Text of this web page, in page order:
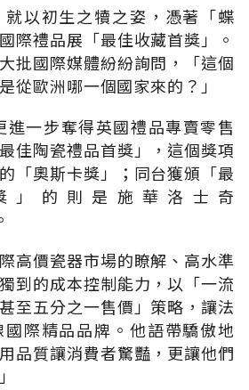
以初生之犢之姿，憑著「蝶
際禮品展「最佳收藏首獎」。
批國際媒體紛紛詢問，「這個
從歐洲哪一個國家來的？」
進一步奪得英國禮品專賣零售
佳陶瓷禮品首獎」，這個獎項
「奧斯卡獎」；同台獲頒「最
」的則是施華洛士奇
高價瓷器市場的瞭解、高水準
到的成本控制能力，以「一流
至五分之一售價」策略，讓法
際精品品牌。他語帶驕傲地
品質讓消費者驚豔，更讓他們